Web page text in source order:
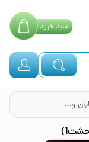
سبدخرید
نیش خون‌آشام(خیابان وحشت1)